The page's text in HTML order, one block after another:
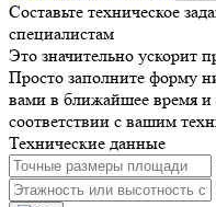
Составьте техническое
специалистам
Это значительно ускорит
Просто заполните форму
вами в ближайшее время и
соответствии с вашим
Технические данные